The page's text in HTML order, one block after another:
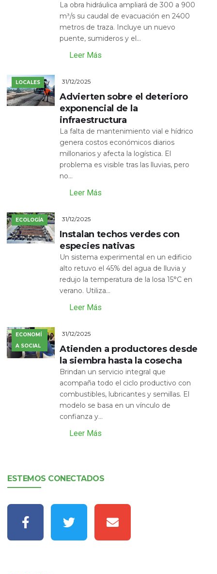
La obra hidráulica ampliará de 300 a 900
m³/s su caudal de evacuación en 2400
metros de traza. Incluye un nuevo
puente, sumideros y el...
Leer Más
LOCALES 31/12/2025
Advierten sobre el deterioro
exponencial de la
infraestructura
La falta de mantenimiento vial e hídrico
genera costos económicos diarios
millonarios y afecta la logística. El
problema es visible tras las lluvias, pero
no...
Leer Más
ECOLOGÍA 31/12/2025
Instalan techos verdes con
especies nativas
Un sistema experimental en un edificio
alto retuvo el 45% del agua de lluvia y
redujo la temperatura de la losa 15°C en
verano. Utiliza...
Leer Más
ECONOMÍ
A SOCIAL
31/12/2025
Atienden a productores desde
la siembra hasta la cosecha
Brindan un servicio integral que
acompaña todo el ciclo productivo con
combustibles, lubricantes y semillas. El
modelo se basa en un vínculo de
confianza y...
Leer Más
ESTEMOS CONECTADOS